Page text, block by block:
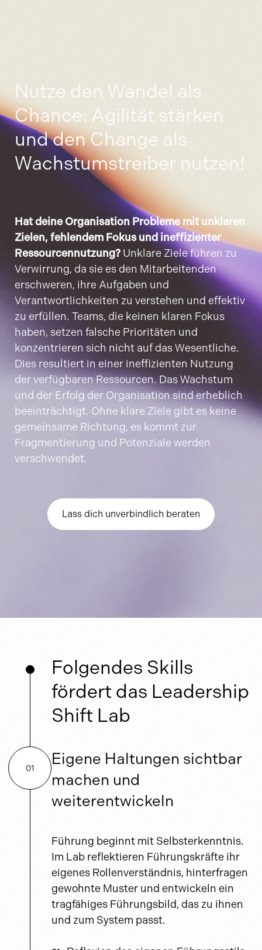
Nutze den Wandel als
Chance: Agilität stärken
und den Change als
Wachstumstreiber nutzen!
Hat deine Organisation Probleme mit unklaren
Zielen, fehlendem Fokus und ineffizienter
Ressourcennutzung? Unklare Ziele führen zu
Verwirrung, da sie es den Mitarbeitenden
erschweren, ihre Aufgaben und
Verantwortlichkeiten zu verstehen und effektiv
zu erfüllen. Teams, die keinen klaren Fokus
haben, setzen falsche Prioritäten und
konzentrieren sich nicht auf das Wesentliche.
Dies resultiert in einer ineffizienten Nutzung
der verfügbaren Ressourcen. Das Wachstum
und der Erfolg der Organisation sind erheblich
beeinträchtigt. Ohne klare Ziele gibt es keine
gemeinsame Richtung, es kommt zur
Fragmentierung und Potenziale werden
verschwendet.
Lass dich unverbindlich beraten
Folgendes Skills
fördert das Leadership
Shift Lab
01
Eigene Haltungen sichtbar
machen und
weiterentwickeln
Führung beginnt mit Selbsterkenntnis.
Im Lab reflektieren Führungskräfte ihr
eigenes Rollenverständnis, hinterfragen
gewohnte Muster und entwickeln ein
tragfähiges Führungsbild, das zu ihnen
und zum System passt.